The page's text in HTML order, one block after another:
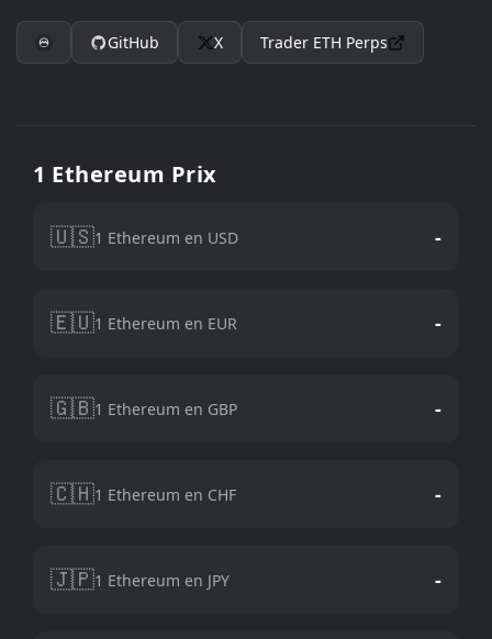
GitHub X Trader ETH Perps
1 Ethereum Prix
🇺🇸1 Ethereum en USD -
🇪🇺1 Ethereum en EUR -
🇬🇧1 Ethereum en GBP -
🇨🇭1 Ethereum en CHF -
🇯🇵1 Ethereum en JPY -